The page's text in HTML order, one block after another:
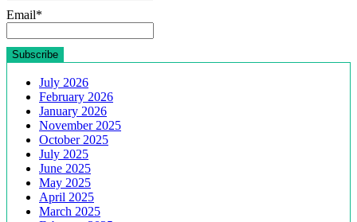
Email*
July 2026
February 2026
January 2026
November 2025
October 2025
July 2025
June 2025
May 2025
April 2025
March 2025